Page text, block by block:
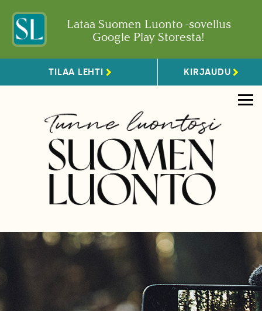
Lataa Suomen Luonto -sovellus
Google Play Storesta!
TILAA LEHTI KIRJAUDU